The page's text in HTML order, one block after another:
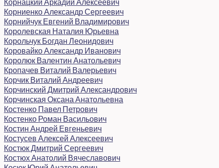
Корнацкий Аркадий Алексеевич
Корниенко Александр Сергеевич
Корнийчук Евгений Владимирович
Королевская Наталия Юрьевна
Корольчук Богдан Леонидович
Коровайко Александр Иванович
Королюк Валентин Анатольевич
Кропачев Виталий Валерьевич
Корчик Виталий Андреевич
Корчинский Дмитрий Александрович
Корчинская Оксана Анатольевна
Костенко Павел Петрович
Костенко Роман Васильович
Костин Андрей Евгеньевич
Костусев Алексей Алексеевич
Костюк Дмитрий Сергеевич
Костюх Анатолий Вячеславович